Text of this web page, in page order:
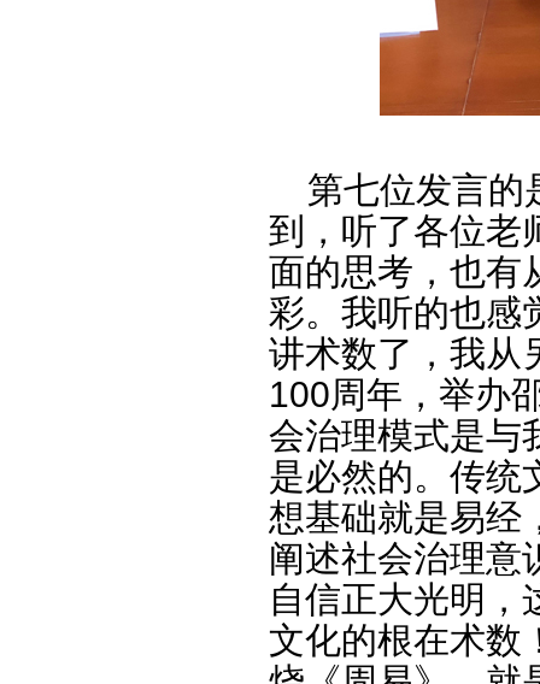
第七位发言的
到，听了各位老
面的思考，也有
彩。我听的也感
讲术数了，我从
100周年，举办
会治理模式是与
是必然的。传统
想基础就是易经
阐述社会治理意
自信正大光明，
文化的根在术数